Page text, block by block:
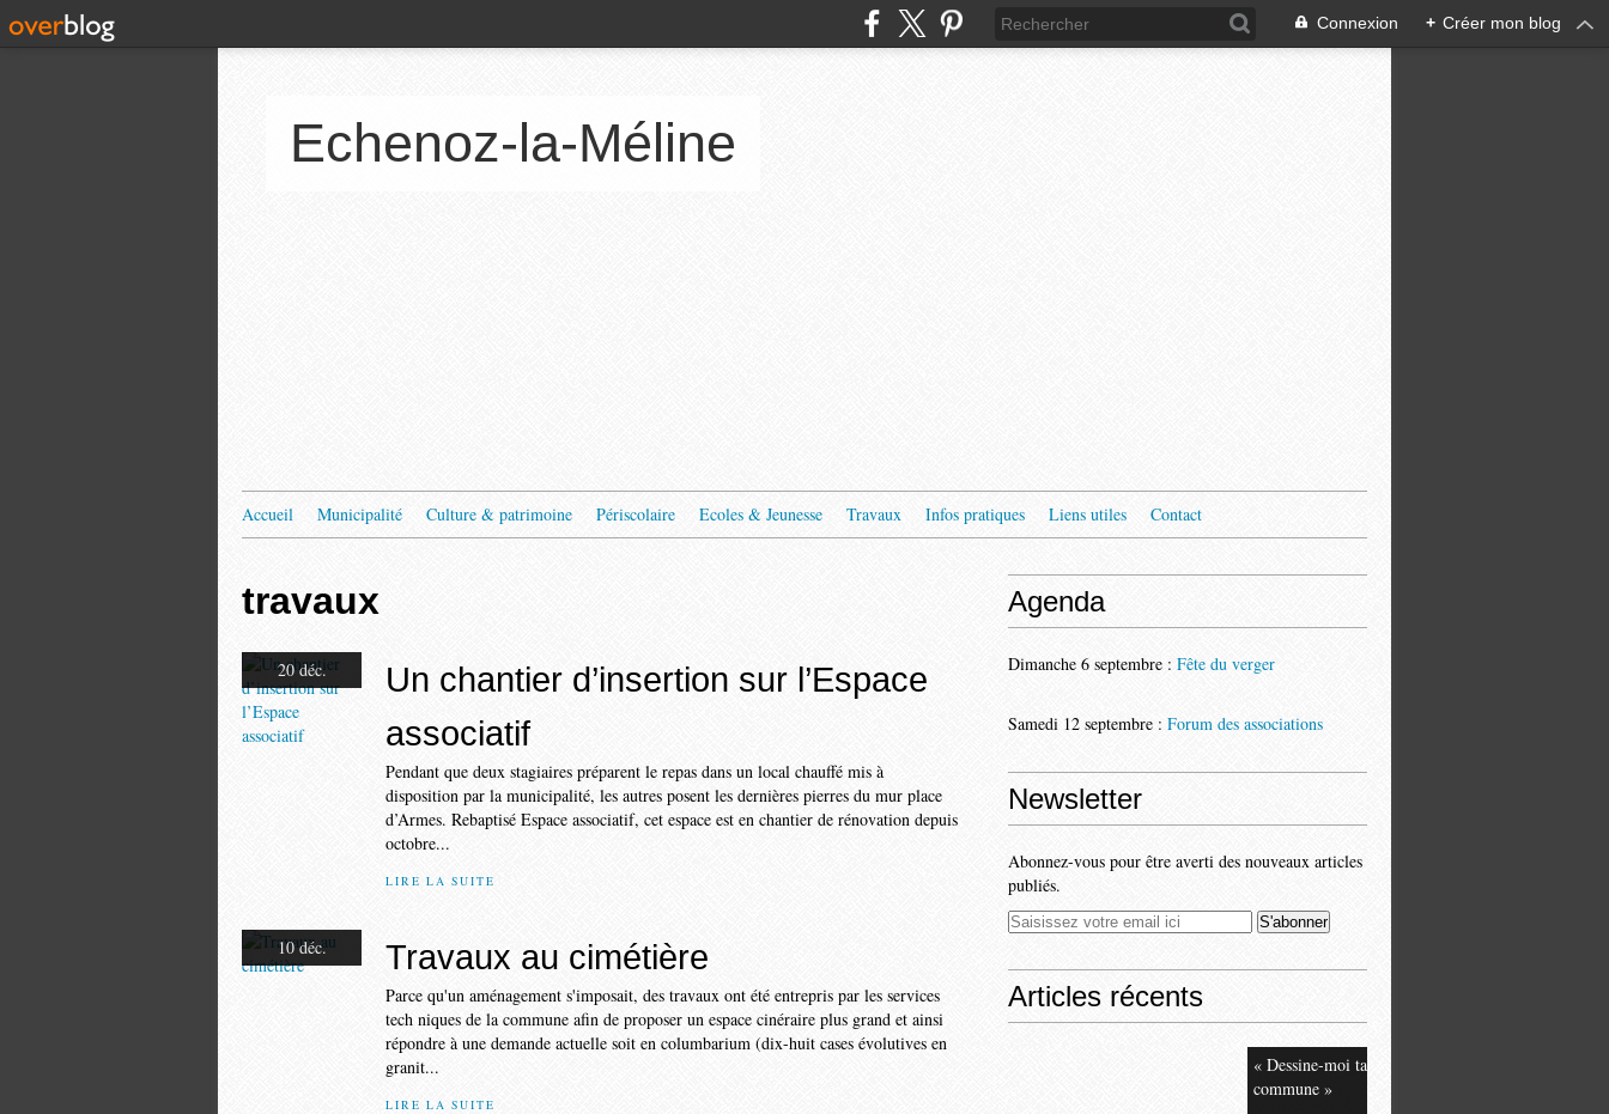
Connexion + Créer mon blog
Echenoz-la-Méline
Accueil Municipalité Culture & patrimoine Périscolaire Ecoles & Jeunesse Travaux Infos pratiques Liens utiles Contact
travaux
20 déc.
Un chantier d’insertion sur l’Espace
associatif
Pendant que deux stagiaires préparent le repas dans un local chauffé mis à
disposition par la municipalité, les autres posent les dernières pierres du mur place
d’Armes. Rebaptisé Espace associatif, cet espace est en chantier de rénovation depuis
octobre...
LIRE LA SUITE
10 déc. Travaux au cimétière
Parce qu'un aménagement s'imposait, des travaux ont été entrepris par les services
tech niques de la commune afin de proposer un espace cinéraire plus grand et ainsi
répondre à une demande actuelle soit en columbarium (dix-huit cases évolutives en
granit...
LIRE LA SUITE
Agenda
Dimanche 6 septembre : Fête du verger
Samedi 12 septembre : Forum des associations
Newsletter
Abonnez-vous pour être averti des nouveaux articles
publiés.
Articles récents
« Dessine-moi ta
commune »